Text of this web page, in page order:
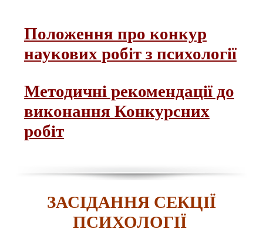
Положення про конкур
наукових робіт з психології
Методичні рекомендації до
виконання Конкурсних
робіт
ЗАСІДАННЯ СЕКЦІЇ
ПСИХОЛОГІЇ